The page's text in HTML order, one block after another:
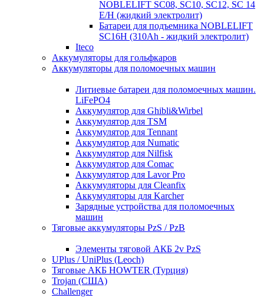
NOBLELIFT SC08, SC10, SC12, SC 14
E/H (жидкий электролит)
Батареи для подъемника NOBLELIFT
SC16H (310Ah - жидкий электролит)
Iteco
Аккумуляторы для гольфкаров
Аккумуляторы для поломоечных машин
Литиевые батареи для поломоечных машин.
LiFePO4
Аккумулятор для Ghibli&Wirbel
Аккумулятор для TSM
Аккумулятор для Tennant
Аккумулятор для Numatic
Аккумулятор для Nilfisk
Аккумулятор для Comac
Аккумулятор для Lavor Pro
Аккумуляторы для Cleanfix
Аккумуляторы для Karcher
Зарядные устройства для поломоечных
машин
Тяговые аккумуляторы PzS / PzB
Элементы тяговой АКБ 2v PzS
UPlus / UniPlus (Leoch)
Тяговые АКБ HOWTER (Турция)
Trojan (США)
Challenger